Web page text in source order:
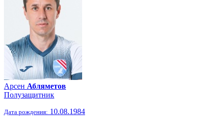
Арсен Абляметов
Полузащитник
Дата рождения: 10.08.1984